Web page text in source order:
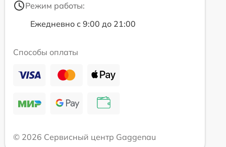
Режим работы:
Ежедневно с 9:00 до 21:00
Способы оплаты
© 2026 Сервисный центр Gaggenau